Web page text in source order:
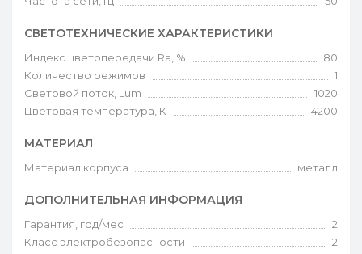
СВЕТОТЕХНИЧЕСКИЕ ХАРАКТЕРИСТИКИ
Индекс цветопередачи Ra, %
80
Количество режимов
1
Световой поток, Lum
1020
Цветовая температура, К
4200
МАТЕРИАЛ
Материал корпуса металл
ДОПОЛНИТЕЛЬНАЯ ИНФОРМАЦИЯ
Гарантия, год/мес
2
Класс электробезопасности
2